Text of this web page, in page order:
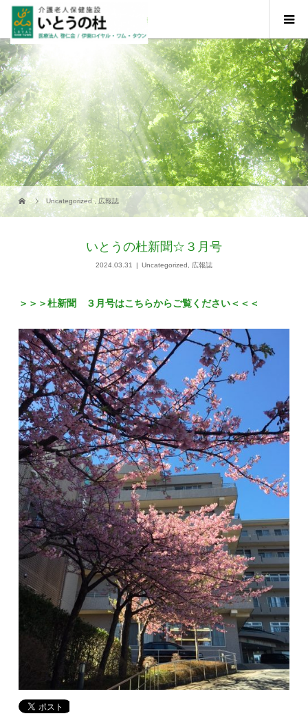
Uncategorized ,広報誌
いとうの杜新聞☆３月号
2024.03.31 Uncategorized 広報誌
＞＞＞杜新聞 ３月号はこちらからご覧ください＜＜＜